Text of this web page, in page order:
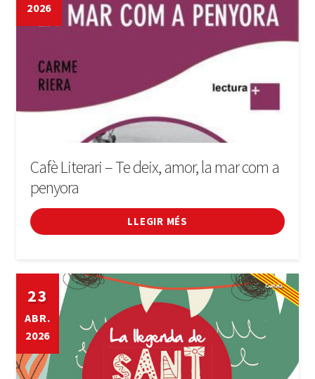
2026
Cafè Literari – Te deix, amor, la mar com a
penyora
LLEGIR MÉS
23
ABR.
2026